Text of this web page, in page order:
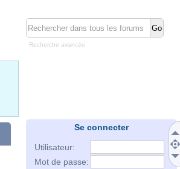
Recherche avancée
Se connecter
Utilisateur:
Mot de passe: